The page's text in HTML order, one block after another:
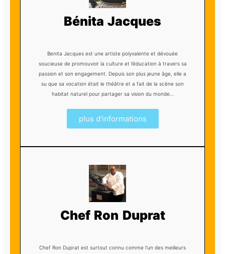
Bénita Jacques
Benita Jacques est une artiste polyvalente et dévouée
soucieuse de promouvoir la culture et l’éducation à travers sa
passion et son engagement. Depuis son plus jeune âge, elle a
su que sa vocation était le théâtre et a fait de la scène son
habitat naturel pour partager sa vision du monde…
plus d'informations
Chef Ron Duprat
Chef Ron Duprat est surtout connu comme l’un des meilleurs